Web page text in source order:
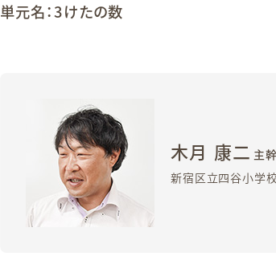
単元名：3けたの数
木月 康二 主
新宿区立四谷小学